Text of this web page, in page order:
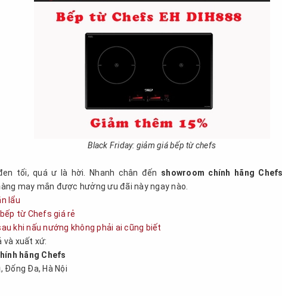
Black Friday: giảm giá bếp từ chefs
tối, quá ư là hời. Nhanh chân đến showroom chính hãng Chefs
may mắn được hưởng ưu đãi này ngay nào.
lẩu
từ Chefs giá rẻ
khi nấu nướng không phải ai cũng biết
và xuất xứ:
hãng Chefs
Đống Đa, Hà Nội